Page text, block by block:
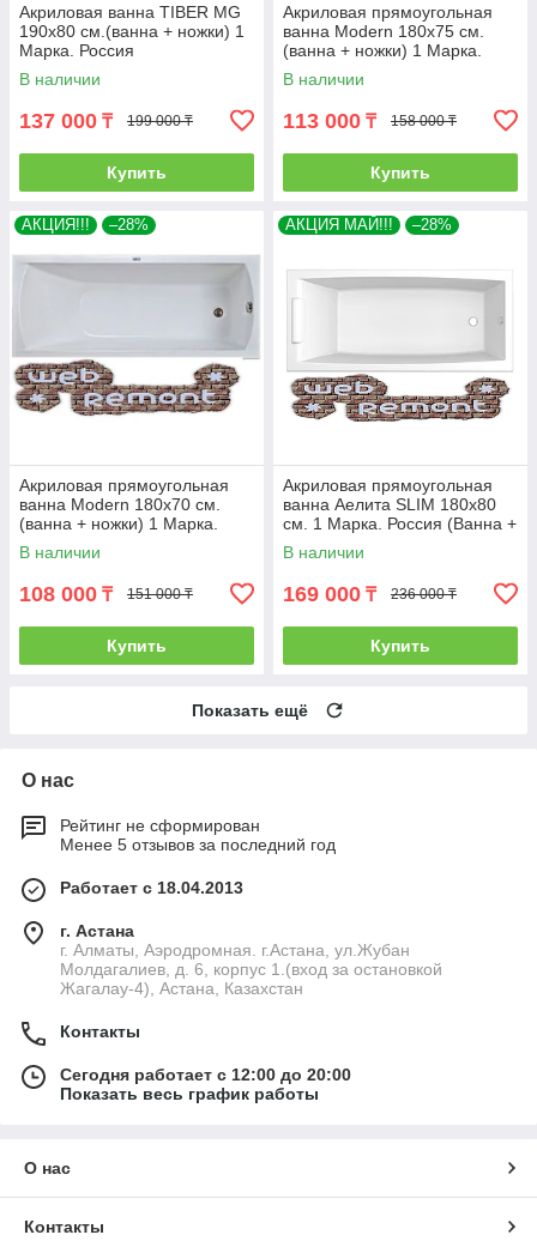
Акриловая ванна TIBER MG
190х80 см.(ванна + ножки) 1
Марка. Россия
В наличии
137 000 ₸ 199 000 ₸
Купить
Акриловая прямоугольная
ванна Modern 180х75 см.
(ванна + ножки) 1 Марка.
Россия
В наличии
113 000 ₸ 158 000 ₸
Купить
АКЦИЯ!!! –28%
Акриловая прямоугольная
ванна Modern 180х70 см.
(ванна + ножки) 1 Марка.
Россия
В наличии
108 000 ₸ 151 000 ₸
Купить
АКЦИЯ МАЙ!!! –28%
Акриловая прямоугольная
ванна Аелита SLIM 180х80
см. 1 Марка. Россия (Ванна +
ножки)
В наличии
169 000 ₸ 236 000 ₸
Купить
Показать ещё
О нас
Рейтинг не сформирован
Менее 5 отзывов за последний год
Работает с 18.04.2013
г. Астана
г. Алматы, Аэродромная. г.Астана, ул.Жубан
Молдагалиев, д. 6, корпус 1.(вход за остановкой
Жагалау-4), Астана, Казахстан
Контакты
Сегодня работает с 12:00 до 20:00
Показать весь график работы
О нас
Контакты